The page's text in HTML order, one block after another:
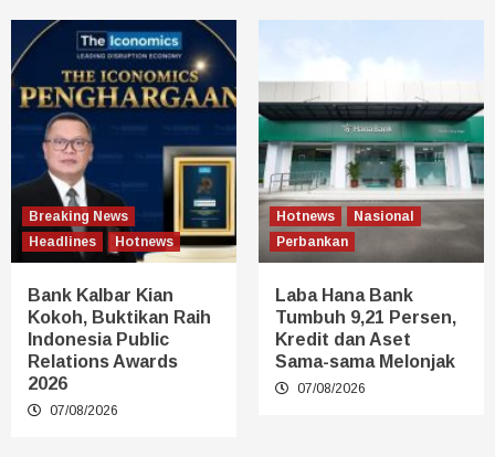
Breaking News
Headlines
Hotnews
Bank Kalbar Kian
Kokoh, Buktikan Raih
Indonesia Public
Relations Awards
2026
07/08/2026
Hotnews
Nasional
Perbankan
Laba Hana Bank
Tumbuh 9,21 Persen,
Kredit dan Aset
Sama-sama Melonjak
07/08/2026